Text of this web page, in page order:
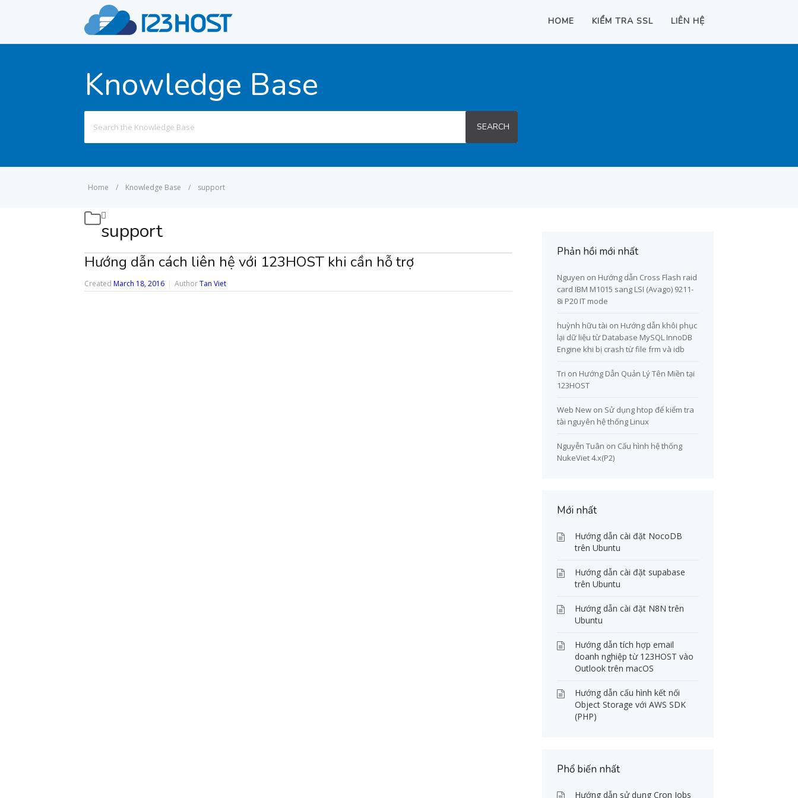
HOME KIỂM TRA SSL LIÊN HỆ
Knowledge Base
for:
SEARCH
Home / Knowledge Base / support
support
Hướng dẫn cách liên hệ với 123HOST khi cần hỗ trợ
Created March 18, 2016 AuthorTan Viet
Phản hồi mới nhất
Nguyen on Hướng dẫn Cross Flash raid
card IBM M1015 sang LSI (Avago) 9211-
8i P20 IT mode
huỳnh hữu tài on Hướng dẫn khôi phục
lại dữ liệu từ Database MySQL InnoDB
Engine khi bị crash từ file frm và idb
Tri on Hướng Dẫn Quản Lý Tên Miền tại
123HOST
Web Newon Sử dụng htop để kiểm tra
tài nguyên hệ thống Linux
Nguyễn Tuân on Cấu hình hệ thống
NukeViet 4.x(P2)
Mới nhất
Hướng dẫn cài đặt NocoDB
trên Ubuntu
Hướng dẫn cài đặt supabase
trên Ubuntu
Hướng dẫn cài đặt N8N trên
Ubuntu
Hướng dẫn tích hợp email
doanh nghiệp từ 123HOST vào
Outlook trên macOS
Hướng dẫn cấu hình kết nối
Object Storage với AWS SDK
(PHP)
Phổ biến nhất
Hướng dẫn sử dụng Cron Jobs